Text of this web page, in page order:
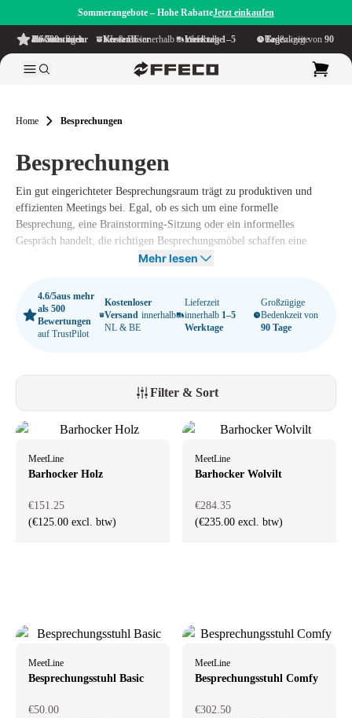
Sommerangebote – Hohe RabatteJetzt einkaufen
4.6/5
aus mehr als 500 Bewertungen
auf TrustPilot Kostenloser Versand
innerhalb NL & BE Lieferzeit innerhalb
1–5 Werktage Großzügige Bedenkzeit von
90 Tage
Home Besprechungen
Besprechungen
Ein gut eingerichteter Besprechungsraum trägt zu produktiven und
effizienten Meetings bei. Egal, ob es sich um eine formelle
Besprechung, eine Brainstorming-Sitzung oder ein informelles
Gespräch handelt, die richtigen Besprechungsmöbel schaffen eine
komfortable und professionelle Umgebung. Bei Offeco finden Sie ein
Telefonzellen und Kantinenmöbeln, sodass Sie Ihren Besprechungsraum
ganz nach Ihren Wünschen einrichten können.
Mehr lesen
4.6/5aus mehr
als 500
Bewertungen
auf TrustPilot
Kostenloser
Versand innerhalb
NL & BE
Lieferzeit
innerhalb 1–5
Werktage
Großzügige
Bedenkzeit von
90 Tage
Filter & Sort
MeetLine
Barhocker Holz
€151.25
(€125.00 excl. btw)
MeetLine
Barhocker Wolvilt
€284.35
(€235.00 excl. btw)
MeetLine
Besprechungsstuhl Basic
€50.00
MeetLine
Besprechungsstuhl Comfy
€302.50